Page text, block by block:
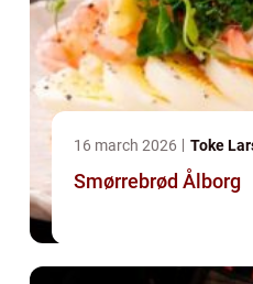
16 march 2026 Toke
Smørrebrød Ålborg